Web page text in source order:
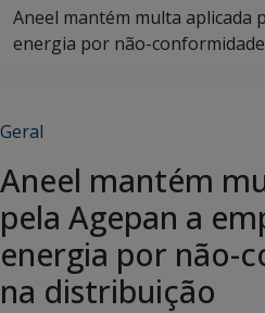
Aneel mantém multa aplicada
energia por não-
Geral
Aneel mantém
pela Agepan a
energia por não-
na distribuição